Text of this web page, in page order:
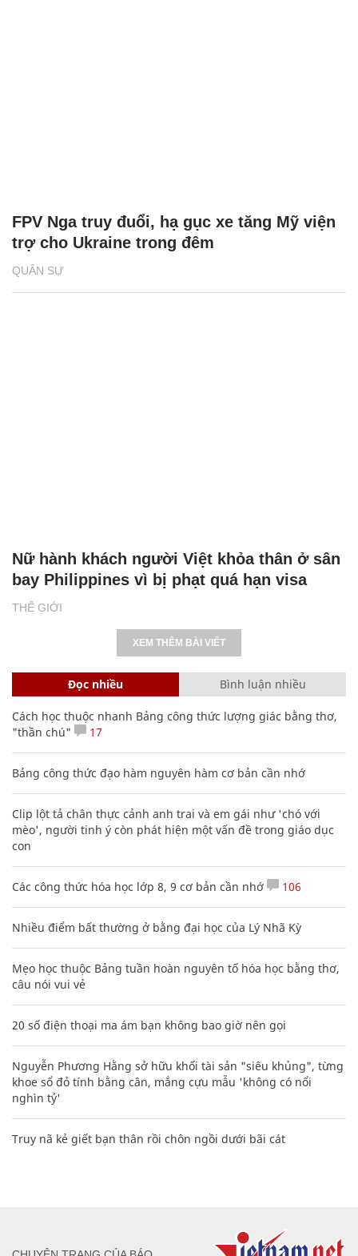
QUÂN SỰ
FPV Nga truy đuổi, hạ gục xe tăng Mỹ viện
trợ cho Ukraine trong đêm
THẾ GIỚI
Nữ hành khách người Việt khỏa thân ở sân
bay Philippines vì bị phạt quá hạn visa
XEM THÊM BÀI VIẾT
Đọc nhiều Bình luận nhiều
Cách học thuộc nhanh Bảng công thức lượng giác bằng thơ,
"thần chú"
17
Bảng công thức đạo hàm nguyên hàm cơ bản cần nhớ
Clip lột tả chân thực cảnh anh trai và em gái như 'chó với
mèo', người tinh ý còn phát hiện một vấn đề trong giáo dục
con
Các công thức hóa học lớp 8, 9 cơ bản cần nhớ 106
Nhiều điểm bất thường ở bằng đại học của Lý Nhã Kỳ
Mẹo học thuộc Bảng tuần hoàn nguyên tố hóa học bằng thơ,
câu nói vui vẻ
20 số điện thoại ma ám bạn không bao giờ nên gọi
Nguyễn Phương Hằng sở hữu khối tài sản "siêu khủng", từng
khoe sổ đỏ tính bằng cân, mắng cựu mẫu 'không có nổi
nghìn tỷ'
Truy nã kẻ giết bạn thân rồi chôn ngồi dưới bãi cát